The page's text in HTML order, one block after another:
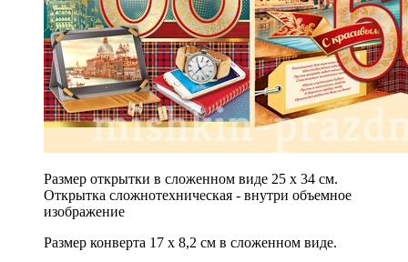
Размер открытки в сложенном виде 25 х 34 см.
Открытка сложнотехническая - внутри объемное
изображение
Размер конверта 17 х 8,2 см в сложенном виде.